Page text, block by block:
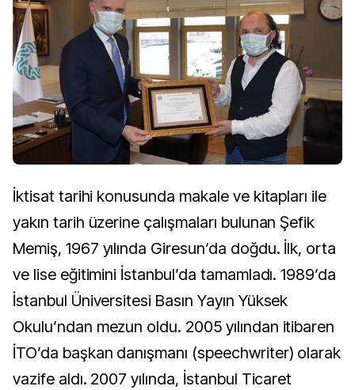
İktisat tarihi konusunda makale ve kitapları ile
yakın tarih üzerine çalışmaları bulunan Şefik
Memiş, 1967 yılında Giresun’da doğdu. İlk, orta
ve lise eğitimini İstanbul’da tamamladı. 1989’da
İstanbul Üniversitesi Basın Yayın Yüksek
Okulu’ndan mezun oldu. 2005 yılından itibaren
İTO’da başkan danışmanı (speechwriter) olarak
vazife aldı. 2007 yılında, İstanbul Ticaret